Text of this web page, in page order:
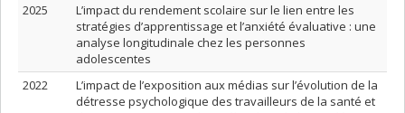
2025
L’impact du rendement scolaire sur le lien entre les
stratégies d’apprentissage et l’anxiété évaluative : une
analyse longitudinale chez les personnes
adolescentes
2022
L’impact de l’exposition aux médias sur l’évolution de la
détresse psychologique des travailleurs de la santé et